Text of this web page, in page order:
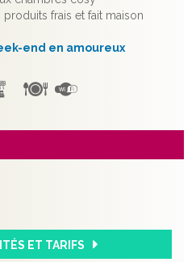
frais et fait maison
end en amoureux
ET TARIFS